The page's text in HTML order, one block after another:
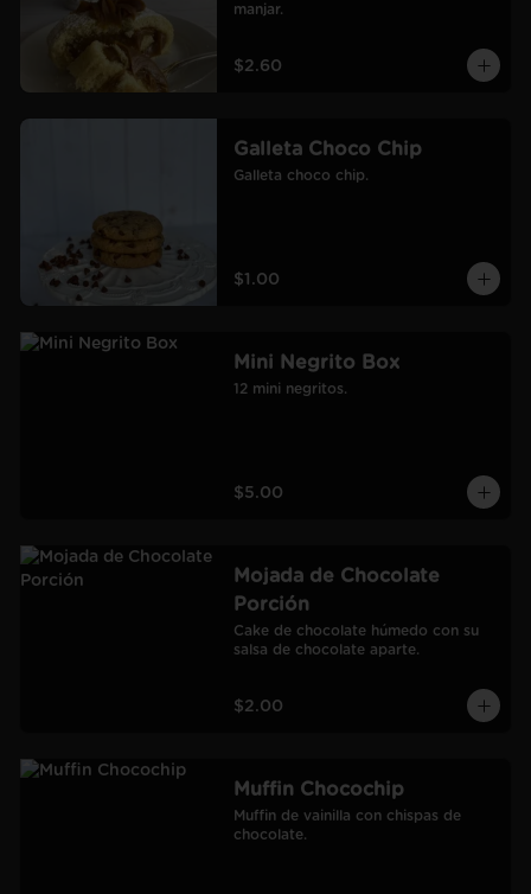
manjar.
$2.60
Galleta Choco Chip
Galleta choco chip.
$1.00
Mini Negrito Box
12 mini negritos.
$5.00
Mojada de Chocolate
Porción
Cake de chocolate húmedo con su
salsa de chocolate aparte.
$2.00
Muffin Chocochip
Muffin de vainilla con chispas de
chocolate.